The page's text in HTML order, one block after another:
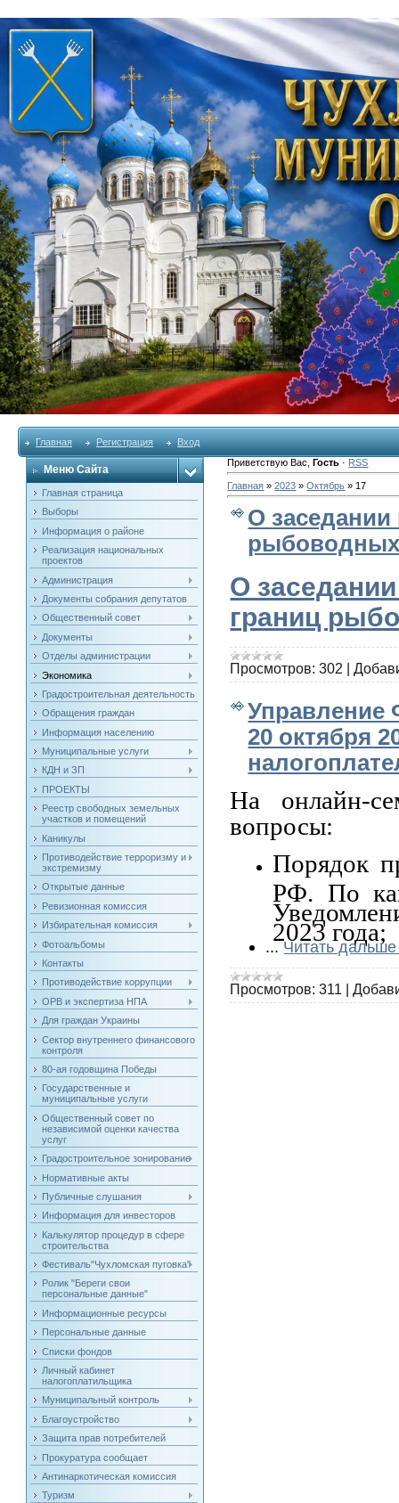
Главная Регистрация Вход
Меню Сайта
Главная страница
Выборы
Информация о районе
Реализация национальных
проектов
Администрация
Документы собрания депутатов
Общественный совет
Документы
Отделы администрации
Экономика
Градостроительная деятельность
Обращения граждан
Информация населению
Муниципальные услуги
КДН и ЗП
ПРОЕКТЫ
Реестр свободных земельных
участков и помещений
Каникулы
Противодействие терроризму и
экстремизму
Открытые данные
Ревизионная комиссия
Избирательная комиссия
Фотоальбомы
Контакты
Противодействие коррупции
ОРВ и экспертиза НПА
Для граждан Украины
Сектор внутреннего финансового
контроля
80-ая годовщина Победы
Государственные и
муниципальные услуги
Общественный совет по
независимой оценки качества
услуг
Градостроительное зонирование
Нормативные акты
Публичные слушания
Информация для инвесторов
Калькулятор процедур в сфере
строительства
Фестиваль"Чухломская пуговка"
Ролик "Береги свои
персональные данные"
Информационные ресурсы
Персональные данные
Списки фондов
Личный кабинет
налогоплатильщика
Муниципальный контроль
Благоустройство
Защита прав потребителей
Прокуратура сообщает
Антинаркотическая комиссия
Туризм
Приветствую Вас ,Гость · RSS
Главная »2023 » Октябрь » 17
О
рыбоводных
О
границ
Просмотров: 302 |
Управление
20 октября
На онлайн-
вопросы:
Порядок
РФ. По
2023 года;
...Читать
Просмотров: 311 |